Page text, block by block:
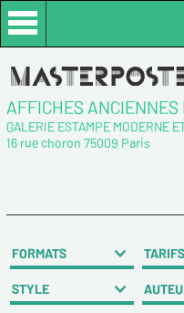
AFFICHES
GALERIE ESTAMPE MODERNE
16 rue choron 75009 Paris
FORMATS TARIFS
STYLE